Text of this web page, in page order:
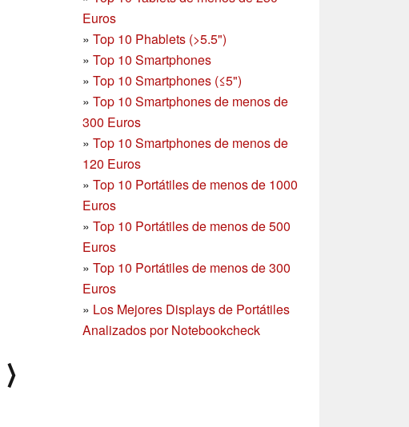
Euros
» Top 10 Phablets (>5.5")
» Top 10 Smartphones
» Top 10 Smartphones (≤5")
» Top 10 Smartphones de menos de
300 Euros
» Top 10 Smartphonesde menos de
120 Euros
» Top 10 Portátiles de menos de 1000
Euros
» Top 10 Portátiles de menos de 500
Euros
» Top 10 Portátiles de menos de 300
Euros
» Los Mejores Displays de Portátiles
Analizados por Notebookcheck
⟩